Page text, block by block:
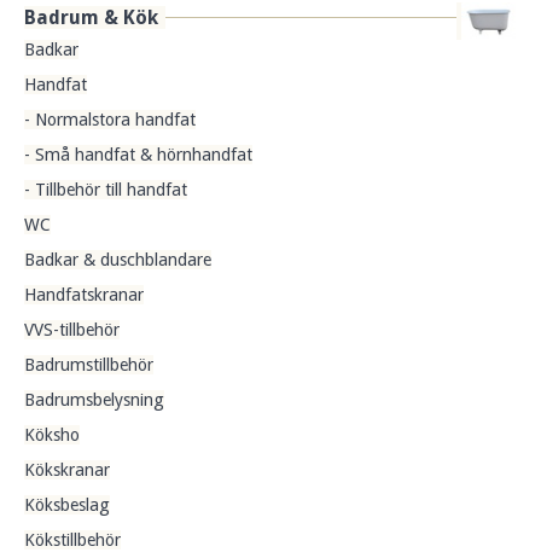
Badrum & Kök
Badkar
Handfat
- Normalstora handfat
- Små handfat & hörnhandfat
- Tillbehör till handfat
WC
Badkar & duschblandare
Handfatskranar
VVS-tillbehör
Badrumstillbehör
Badrumsbelysning
Köksho
Kökskranar
Köksbeslag
Kökstillbehör